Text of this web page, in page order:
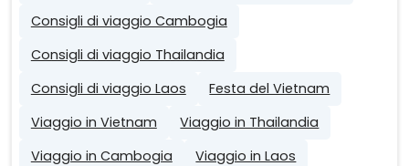
Consigli di viaggio Cambogia
Consigli di viaggio Thailandia
Consigli di viaggio Laos
Festa del Vietnam
Viaggio in Vietnam
Viaggio in Thailandia
Viaggio in Cambogia
Viaggio in Laos